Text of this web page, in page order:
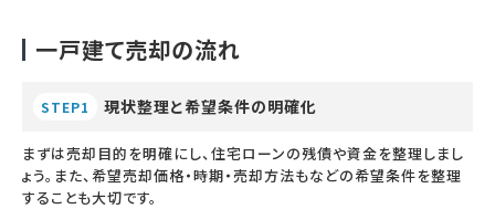
一戸建て売却の流れ
STEP1 現状整理と希望条件の明確化
まずは売却目的を明確にし、住宅ローンの残債や資金を整理しまし
ょう。また、希望売却価格・時期・売却方法もなどの希望条件を整理
することも大切です。